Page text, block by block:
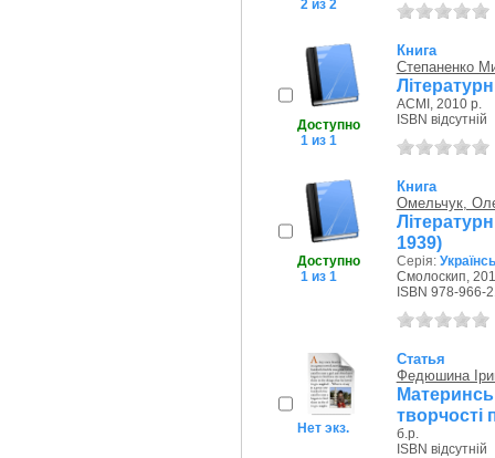
2 из 2
Доступно
1 из 1
Книга
Степаненко
АСМІ, 2010 р.
ISBN відсутній
Доступно
1 из 1
Книга
Омельчук,
1939)
Серія:
Смолоскип,
ISBN 978-966-
Нет экз.
Статья
Федюшина
творчості
б.р.
ISBN відсутній